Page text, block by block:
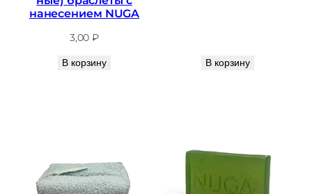
нанесением NUGA
3,00₽
В корзину В корзину